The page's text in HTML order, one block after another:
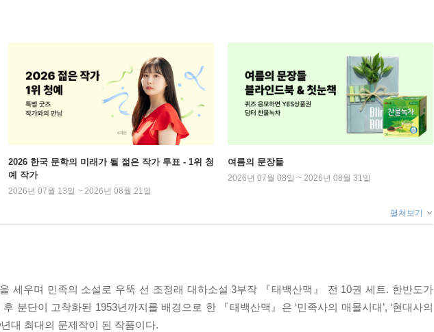
2026 한국 문학의 미래가 될 젊은 작가 투표 - 1위 청
예 작가
2026년 07월 13일 ~ 2026년 08월 21일
여름의 문장들
2026년 07월 08일 ~ 2026년 08월 31일
펼쳐보기
세우며 민족의 소설로 우뚝 선 조정래 대하소설 3부작 『태백산맥』 전 10권 세트. 한반도가
분단이 고착화된 1953년까지를 배경으로 한 『태백산맥』은 ‘민족사의 매몰시대’, ‘현대사의
대 최대의 문제작이 된 작품이다.